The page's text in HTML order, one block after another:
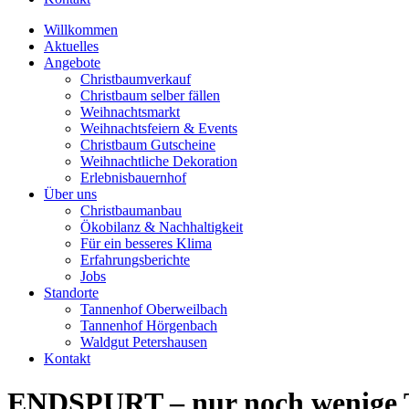
Willkommen
Aktuelles
Angebote
Christbaumverkauf
Christbaum selber fällen
Weihnachtsmarkt
Weihnachtsfeiern & Events
Christbaum Gutscheine
Weihnachtliche Dekoration
Erlebnisbauernhof
Über uns
Christbaumanbau
Ökobilanz & Nachhaltigkeit
Für ein besseres Klima
Erfahrungsberichte
Jobs
Standorte
Tannenhof Oberweilbach
Tannenhof Hörgenbach
Waldgut Petershausen
Kontakt